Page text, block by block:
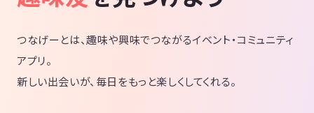
つなげーとは、趣味や興味でつながるイベント・コミュニティ
アプリ。
新しい出会いが、毎日をもっと楽しくしてくれる。